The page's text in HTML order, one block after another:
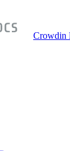
Crowdin